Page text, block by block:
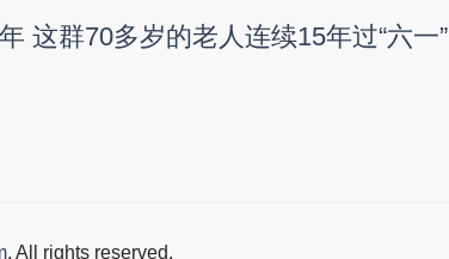
这群70多岁的老人连续15年过“六一”
. All rights reserved.